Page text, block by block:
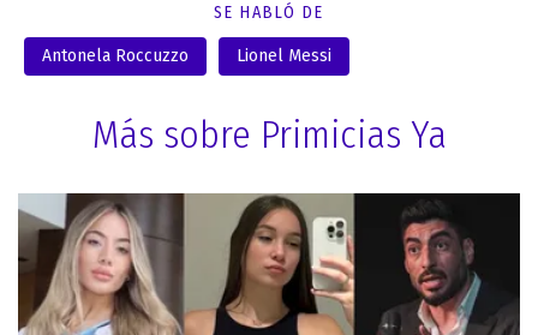
SE HABLÓ DE
Antonela Roccuzzo Lionel Messi
Más sobre Primicias Ya